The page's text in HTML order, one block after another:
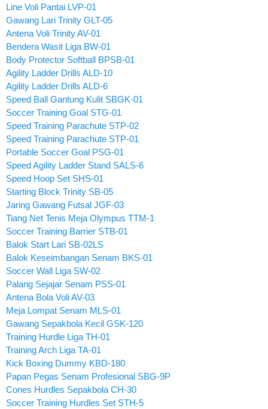
Line Voli Pantai LVP-01
Gawang Lari Trinity GLT-05
Antena Voli Trinity AV-01
Bendera Wasit Liga BW-01
Body Protector Softball BPSB-01
Agility Ladder Drills ALD-10
Agility Ladder Drills ALD-6
Speed Ball Gantung Kulit SBGK-01
Soccer Training Goal STG-01
Speed Training Parachute STP-02
Speed Training Parachute STP-01
Portable Soccer Goal PSG-01
Speed Agility Ladder Stand SALS-6
Speed Hoop Set SHS-01
Starting Block Trinity SB-05
Jaring Gawang Futsal JGF-03
Tiang Net Tenis Meja Olympus TTM-1
Soccer Training Barrier STB-01
Balok Start Lari SB-02LS
Balok Keseimbangan Senam BKS-01
Soccer Wall Liga SW-02
Palang Sejajar Senam PSS-01
Antena Bola Voli AV-03
Meja Lompat Senam MLS-01
Gawang Sepakbola Kecil GSK-120
Training Hurdle Liga TH-01
Training Arch Liga TA-01
Kick Boxing Dummy KBD-180
Papan Pegas Senam Profesional SBG-9P
Cones Hurdles Sepakbola CH-30
Soccer Training Hurdles Set STH-5